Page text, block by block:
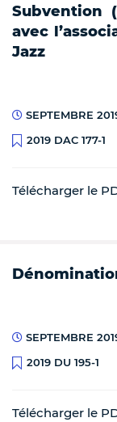
Subvention
avec
Jazz
SEPTEMBRE
2019 DAC 177-1
Télécharger le
SEPTEMBRE
2019 DU 195-1
Télécharger le